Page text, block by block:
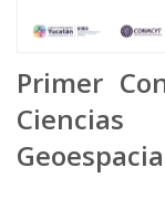
Primer